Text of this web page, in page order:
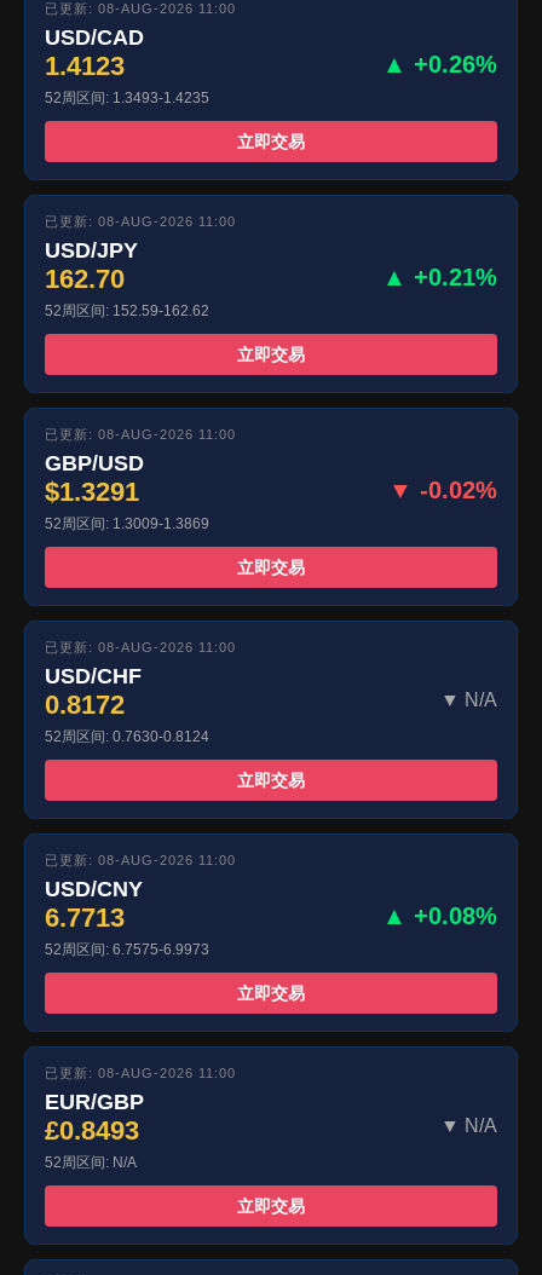
已更新: 08-AUG-2026 11:00
USD/CAD
1.4123 ▲ +0.26%
52周区间: 1.3493-1.4235
立即交易
已更新: 08-AUG-2026 11:00
USD/JPY
162.70 ▲ +0.21%
52周区间: 152.59-162.62
立即交易
已更新: 08-AUG-2026 11:00
GBP/USD
$1.3291 ▼ -0.02%
52周区间: 1.3009-1.3869
立即交易
已更新: 08-AUG-2026 11:00
USD/CHF
0.8172 ▼ N/A
52周区间: 0.7630-0.8124
立即交易
已更新: 08-AUG-2026 11:00
USD/CNY
6.7713 ▲ +0.08%
52周区间: 6.7575-6.9973
立即交易
已更新: 08-AUG-2026 11:00
EUR/GBP
£0.8493 ▼ N/A
52周区间: N/A
立即交易